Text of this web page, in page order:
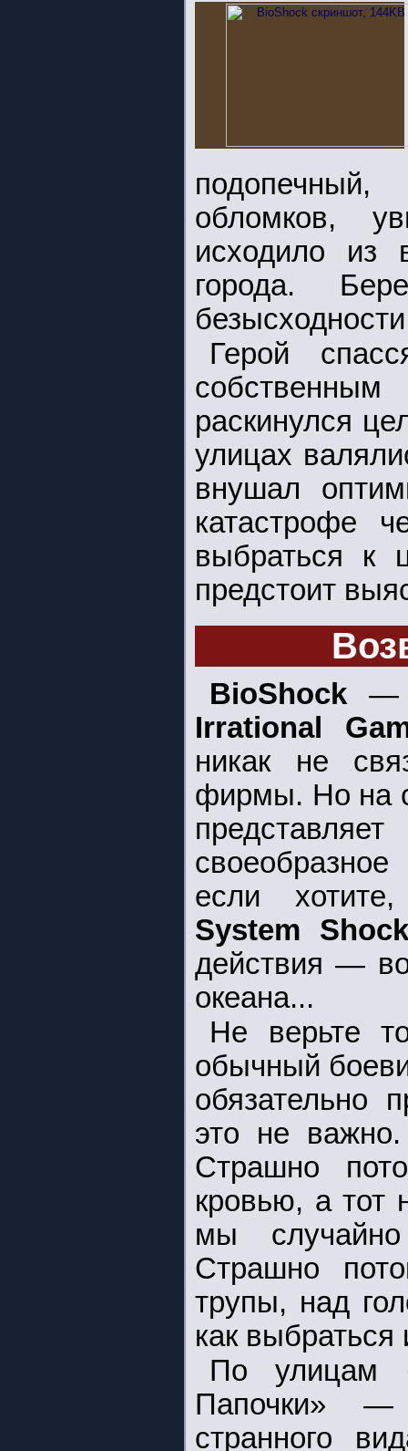
обломков,
исходило из
города.
Герой
раскинулся
улицах
внушал
катастрофе
выбраться к
предстоит
BioShock —
Irrational
никак не
фирмы. Но на
если
System
действия —
океана...
Не верьте
обычный
обязательно
это не
Страшно
кровью, а тот
мы
Страшно
трупы, над
как выбраться
По улицам
Папочки» —
странного